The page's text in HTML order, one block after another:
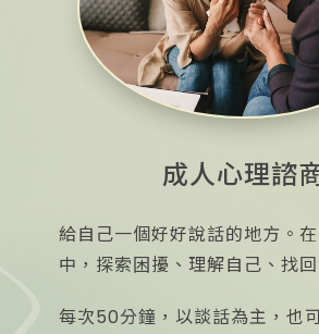
成人心理諮
給自己一個好好說話的地方。
中，探索困擾、理解自己、找
每次50分鐘，以談話為主，也